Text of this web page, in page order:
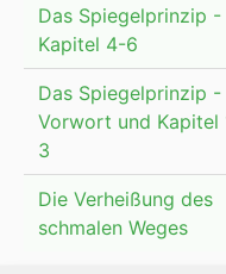
Das Spiegelprinzip -
Kapitel 4-6
Das Spiegelprinzip -
Vorwort und Kapitel
3
Die Verheißung des
schmalen Weges